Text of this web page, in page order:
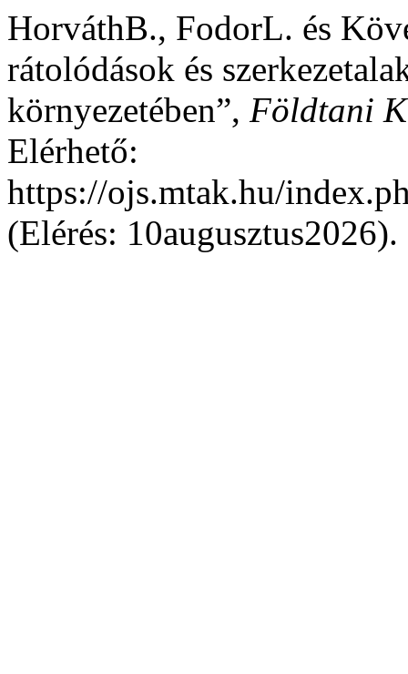
HorváthB., FodorL. és
rátolódások és
környezetében”, Földtani
Elérhető:
https://ojs.mtak.hu/
(Elérés: 10augusztus2026).